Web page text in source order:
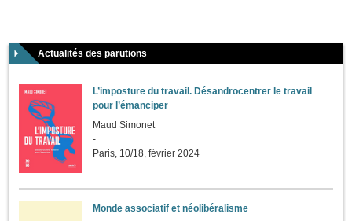
Actualités des parutions
L’imposture du travail. Désandrocentrer le travail
pour l’émanciper
Maud Simonet
-
Paris, 10/18, février 2024
Monde associatif et néolibéralisme